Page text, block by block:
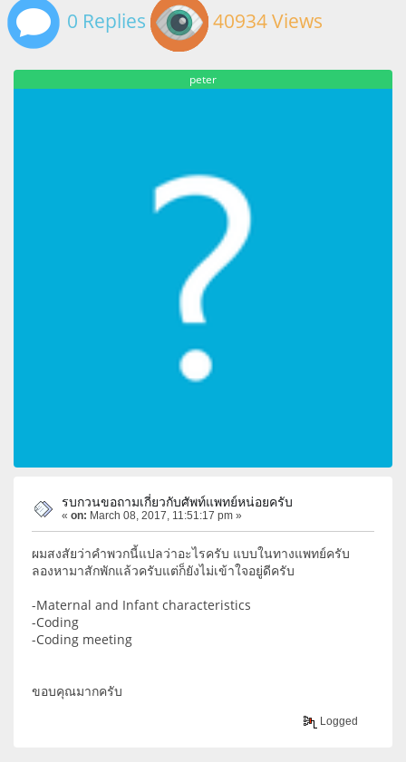
0 Replies 40934 Views
peter
รบกวนขอถามเกี่ยวกับศัพท์แพทย์หน่อยครับ
« on: March 08, 2017, 11:51:17 pm »
ผมสงสัยว่าคำพวกนี้แปลว่าอะไรครับ แบบในทางแพทย์ครับ
ลองหามาสักพักแล้วครับแต่ก็ยังไม่เข้าใจอยู่ดีครับ
-Maternal and Infant characteristics
-Coding
-Coding meeting
ขอบคุณมากครับ
Logged